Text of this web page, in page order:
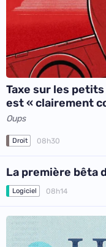
Taxe sur les
est « clairement
Oups
Droit 08h30
La première bêta
Logiciel 08h14